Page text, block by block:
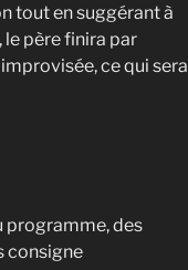
tout en suggérant à
père finira par
ce qui sera
programme, des
consigne